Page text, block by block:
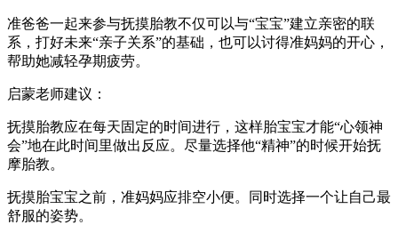
准爸爸一起来参与抚摸胎教不仅可以与“宝宝”建立亲密的联
系，打好未来“亲子关系”的基础，也可以讨得准妈妈的开心，
帮助她减轻孕期疲劳。
启蒙老师建议：
抚摸胎教应在每天固定的时间进行，这样胎宝宝才能“心领神
会”地在此时间里做出反应。尽量选择他“精神”的时候开始抚
摩胎教。
抚摸胎宝宝之前，准妈妈应排空小便。同时选择一个让自己最
舒服的姿势。